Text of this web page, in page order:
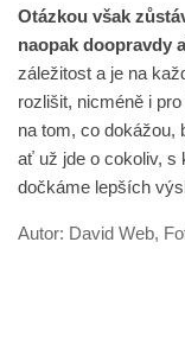
Otázkou však
naopak doopravdy
záležitost a je na
rozlišit, nicméně i
na tom, co dokážou,
ať už jde o cokoliv, s
dočkáme lepších
Autor: David Web,